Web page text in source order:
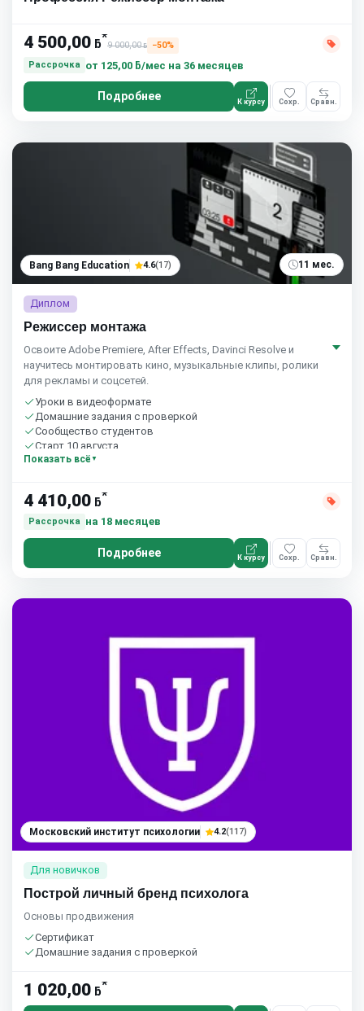
4 500,00 ƃ*
9 000,00ƃ
−50%
Рассрочка
от 125,00 ƃ/мес на 36 месяцев
Подробнее К курсу Сохр. Сравн.
Bang Bang Education 4.6(17) 11 мес.
Диплом
Режиссер монтажа
Освоите Adobe Premiere, After Effects, Davinci Resolve и
научитесь монтировать кино, музыкальные клипы, ролики
для рекламы и соцсетей.
Уроки в видеоформате
Домашние задания с проверкой
Сообщество студентов
Старт 10 августа
Показать всё
4 410,00 ƃ*
Рассрочка на 18 месяцев
Подробнее К курсу Сохр. Сравн.
Московский институт психологии 4.2(117)
Для новичков
Построй личный бренд психолога
Основы продвижения
Сертификат
Домашние задания с проверкой
1 020,00 ƃ*